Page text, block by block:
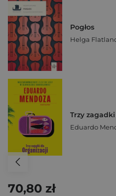
Pogłos
Helga
Trzy
Eduardo
70,80 zł